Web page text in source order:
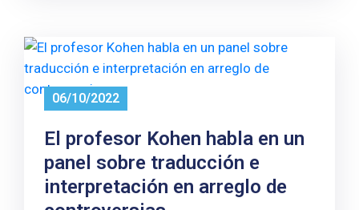
06/10/2022
El profesor Kohen habla en un
panel sobre traducción e
interpretación en arreglo de